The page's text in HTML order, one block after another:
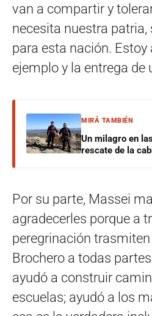
van a compartir y
necesita nuestra
para esta nación. Estoy
ejemplo y la entrega de
MIRÁ TAMBIÉN
Un milagro en
rescate de la
Por su parte, Massei
agradecerles porque a
peregrinación
Brochero a todas
ayudó a construir
escuelas; ayudó a los